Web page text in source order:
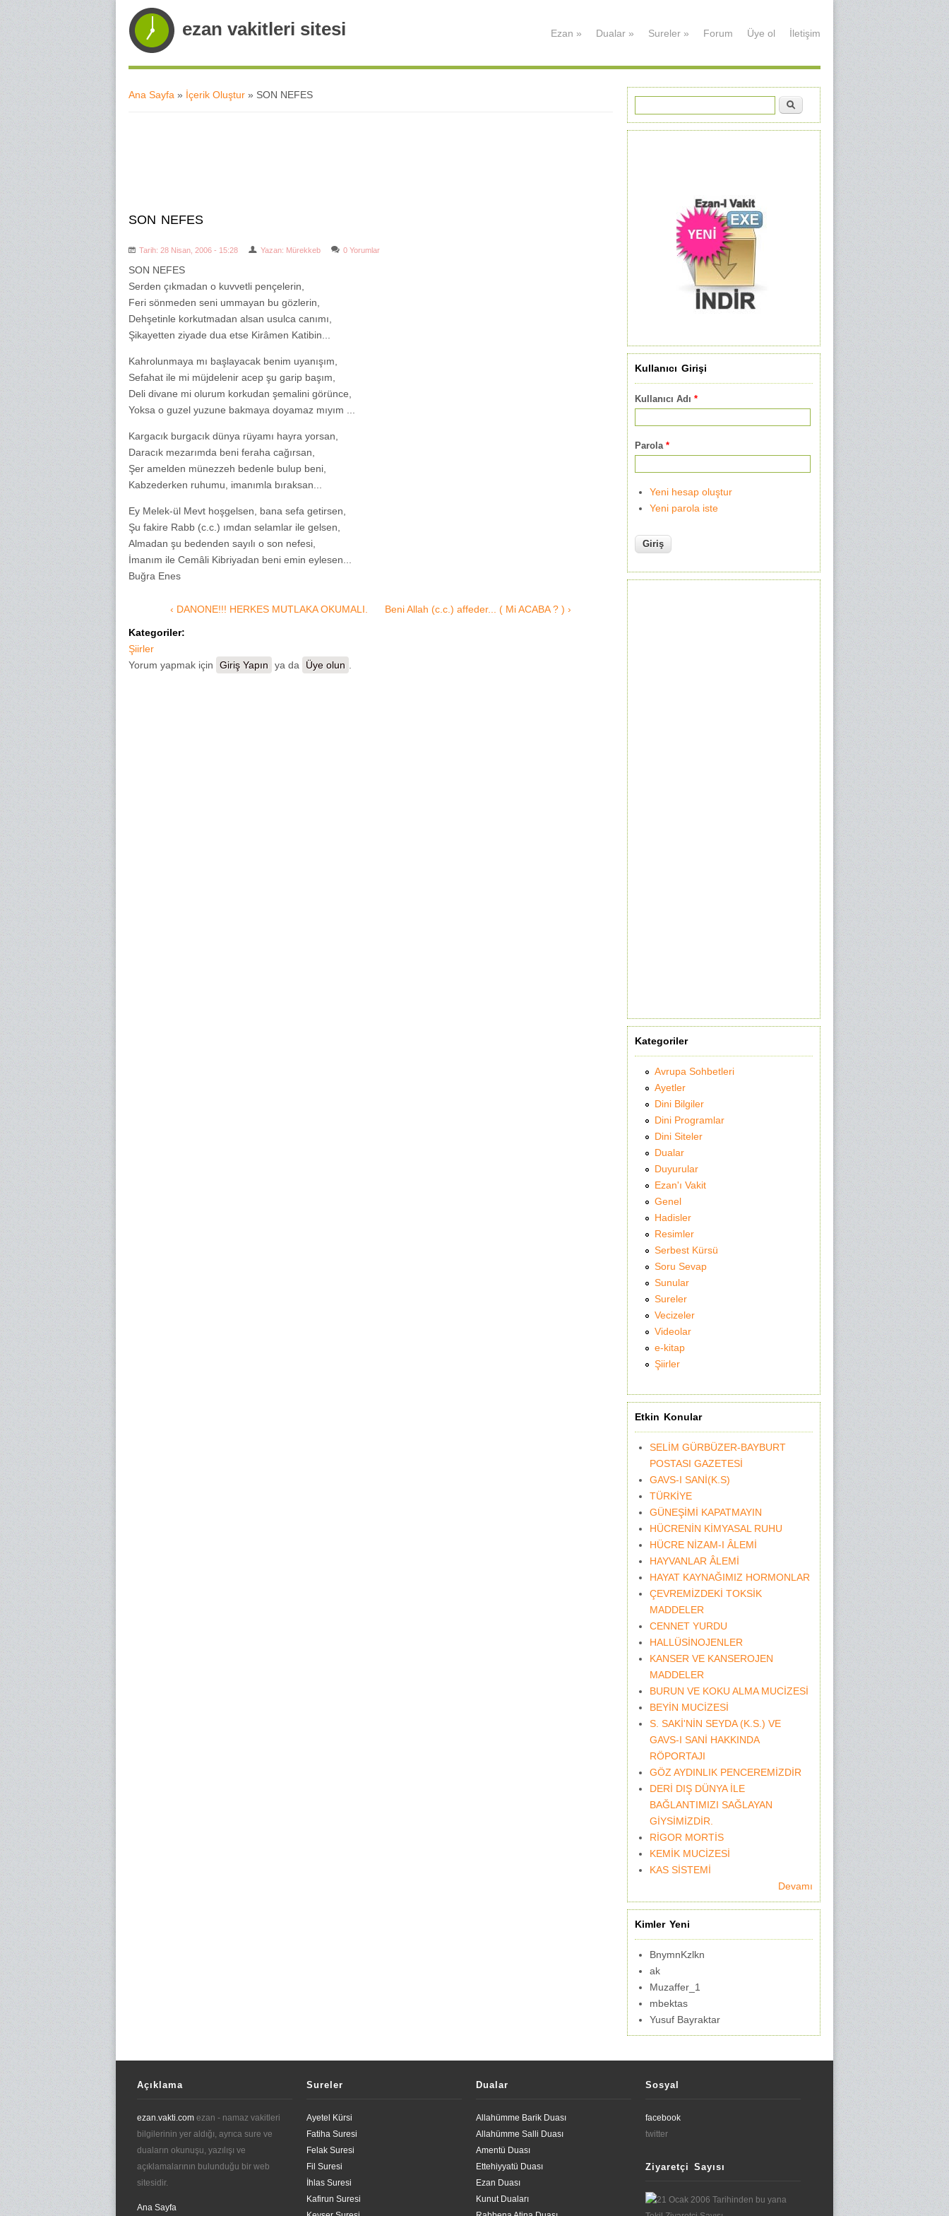
ezan vakitleri sitesi Ezan » Dualar » Sureler » Forum Üye ol İletişim
Ana Sayfa » İçerik Oluştur » SON NEFES
SON NEFES
Tarih: 28 Nisan, 2006 - 15:28 Yazan: Mürekkeb 0 Yorumlar
SON NEFES
Serden çıkmadan o kuvvetli pençelerin,
Feri sönmeden seni ummayan bu gözlerin,
Dehşetinle korkutmadan alsan usulca canımı,
Şikayetten ziyade dua etse Kirâmen Katibin...
Kahrolunmaya mı başlayacak benim uyanışım,
Sefahat ile mi müjdelenir acep şu garip başım,
Deli divane mi olurum korkudan şemalini görünce,
Yoksa o guzel yuzune bakmaya doyamaz mıyım ...
Kargacık burgacık dünya rüyamı hayra yorsan,
Daracık mezarımda beni feraha cağırsan,
Şer amelden münezzeh bedenle bulup beni,
Kabzederken ruhumu, imanımla bıraksan...
Ey Melek-ül Mevt hoşgelsen, bana sefa getirsen,
Şu fakire Rabb (c.c.) ımdan selamlar ile gelsen,
Almadan şu bedenden sayılı o son nefesi,
İmanım ile Cemâli Kibriyadan beni emin eylesen...
Buğra Enes
‹ DANONE!!! HERKES MUTLAKA OKUMALI. Beni Allah (c.c.) affeder... ( Mi ACABA ? ) ›
Kategoriler:
Şiirler
Yorum yapmak için
Giriş Yapın ya da Üye olun
Arama formu
Ara
Kullanıcı Girişi
Kullanıcı Adı *
Parola *
Yeni hesap oluştur
Yeni parola iste
Kategoriler
Avrupa Sohbetleri
Ayetler
Dini Bilgiler
Dini Programlar
Dini Siteler
Dualar
Duyurular
Ezan'ı Vakit
Genel
Hadisler
Resimler
Serbest Kürsü
Soru Sevap
Sunular
Sureler
Vecizeler
Videolar
e-kitap
Şiirler
Etkin Konular
SELİM GÜRBÜZER-BAYBURT
POSTASI GAZETESİ
GAVS-I SANİ(K.S)
TÜRKİYE
GÜNEŞİMİ KAPATMAYIN
HÜCRENİN KİMYASAL RUHU
HÜCRE NİZAM-I ÂLEMİ
HAYVANLAR ÂLEMİ
HAYAT KAYNAĞIMIZ HORMONLAR
ÇEVREMİZDEKİ TOKSİK
MADDELER
CENNET YURDU
HALLÜSİNOJENLER
KANSER VE KANSEROJEN
MADDELER
BURUN VE KOKU ALMA MUCİZESİ
BEYİN MUCİZESİ
S. SAKİ'NİN SEYDA (K.S.) VE
GAVS-I SANİ HAKKINDA
RÖPORTAJI
GÖZ AYDINLIK PENCEREMİZDİR
DERİ DIŞ DÜNYA İLE
BAĞLANTIMIZI SAĞLAYAN
GİYSİMİZDİR.
RİGOR MORTİS
KEMİK MUCİZESİ
KAS SİSTEMİ
Devamı
Kimler Yeni
BnymnKzlkn
ak
Muzaffer_1
mbektas
Yusuf Bayraktar
Açıklama
ezan.vakti.com ezan - namaz vakitleri
bilgilerinin yer aldığı, ayrıca sure ve
duaların okunuşu, yazılışı ve
açıklamalarının bulunduğu bir web
sitesidir.
Ana Sayfa
Sureler
Ayetel Kürsi
Fatiha Suresi
Felak Suresi
Fil Suresi
İhlas Suresi
Kafirun Suresi
Dualar
Allahümme Barik Duası
Allahümme Salli Duası
Amentü Duası
Ettehiyyatü Duası
Ezan Duası
Kunut Duaları
Sosyal
facebook
twitter
Ziyaretçi Sayısı